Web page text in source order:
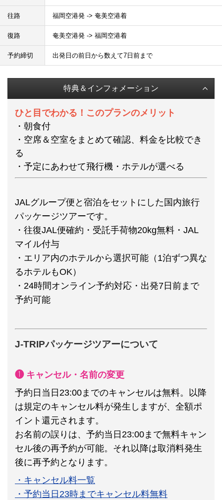
往路 福岡空港発 -> 奄美空港着
復路 奄美空港発 -> 福岡空港着
予約締切 出発日の前日から数えて7日前まで
特典＆インフォメーション
ひと目でわかる！このプランのメリット
・朝食付
・空席＆空室をまとめて確認、料金を比較でき
る
・予定にあわせて飛行機・ホテルが選べる
JALグループ便と宿泊をセットにした国内旅行
パッケージツアーです。
・往復JAL便確約・受託手荷物20kg無料・JAL
マイル付与
・エリア内のホテルから選択可能（1泊ずつ異な
るホテルもOK）
・24時間オンライン予約対応・出発7日前まで
予約可能
J-TRIPパッケージツアーについて
❶ キャンセル・名前の変更
予約日当日23:00までのキャンセルは無料。以降
は規定のキャンセル料が発生しますが、全額ポ
イント還元されます。
お名前の誤りは、予約当日23:00まで無料キャン
セル後の再予約が可能。それ以降は取消料発生
後に再予約となります。
・キャンセル料一覧
・予約当日23時までキャンセル料無料